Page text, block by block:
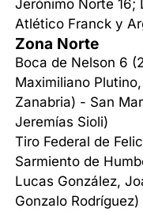
Jerónimo Norte 16;
Atlético Franck y
Zona Norte
Boca de Nelson 6
Maximiliano
Zanabria) - San
Jeremías Sioli)
Tiro Federal de
Sarmiento de
Lucas González,
Gonzalo Rodríguez)